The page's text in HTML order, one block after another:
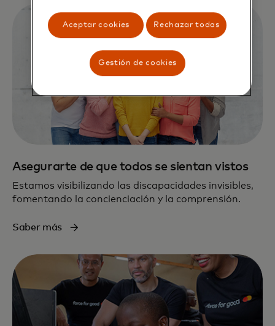
Asegurarte de que todos se sientan vistos
Estamos visibilizando las discapacidades invisibles,
fomentando la concienciación y la comprensión.
Saber más
Aceptar cookies Rechazar todas
Gestión de cookies